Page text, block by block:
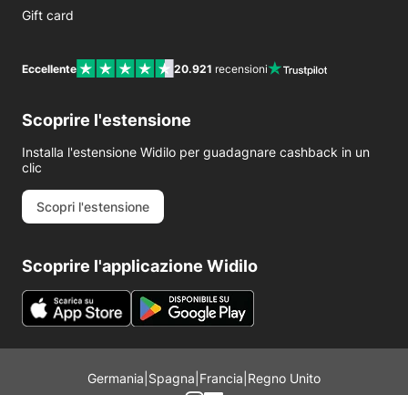
Gift card
Eccellente 20.921 recensioni
Scoprire l'estensione
Installa l'estensione Widilo per guadagnare cashback in un
clic
Scopri l'estensione
Scoprire l'applicazione Widilo
Germania Spagna Francia Regno Unito